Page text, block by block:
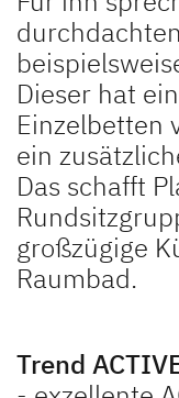
Dieser hat
Einzelbetten
ein
Das schafft
großzügige
Raumbad.
Trend